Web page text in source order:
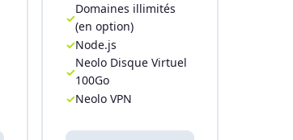
Domaines illimités
(en option)
Node.js
Neolo Disque Virtuel
100Go
Neolo VPN